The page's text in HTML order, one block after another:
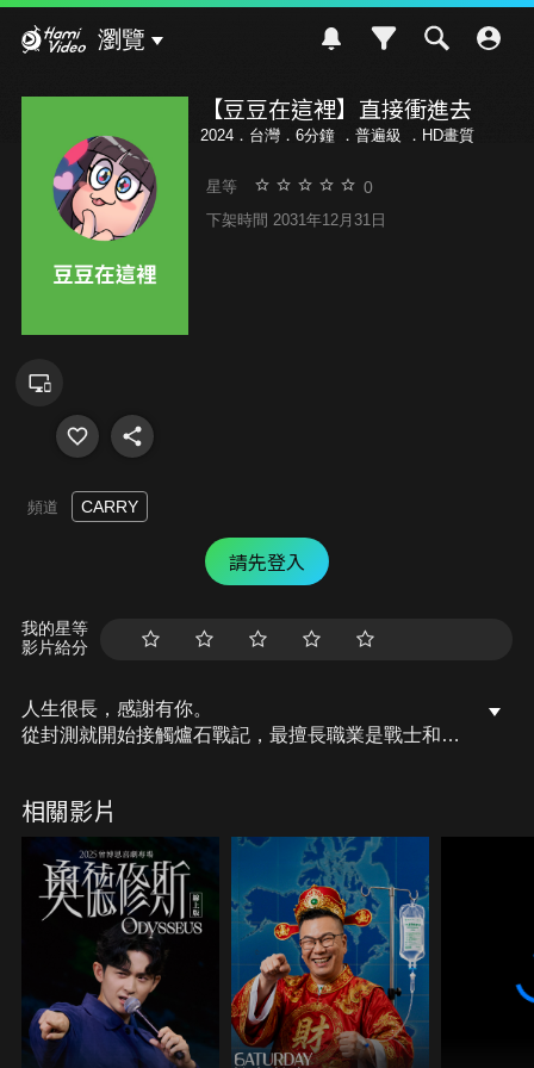
瀏覽
【豆豆在這裡】直接衝進去
2024．台灣．6分鐘 ． 普遍級 ．HD畫質
星等 0
下架時間 2031年12月31日
頻道 CARRY
請先登入
我的星等
影片給分
人生很長，感謝有你。
從封測就開始接觸爐石戰記，最擅長職業是戰士和牧
醒。
從陰暗幽霾的蛇界森林甦醒吧， 趁此良機，莫再猶
豫，恭請蛇界至尊雙飛寶典！
OSkomodo 還不一起加入蛇教跟著教主一起前進!
相關影片